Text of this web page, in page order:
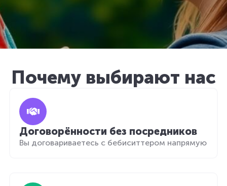
Почему выбирают нас
Договорённости без посредников
Вы договариваетесь с бебиситтером напрямую